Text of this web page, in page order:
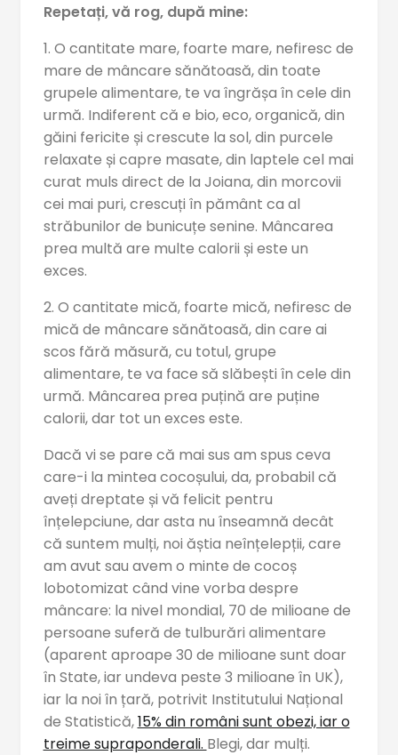
Repetați, vă rog, după mine:
1. O cantitate mare, foarte mare, nefiresc de
mare de mâncare sănătoasă, din toate
grupele alimentare, te va îngrășa în cele din
urmă. Indiferent că e bio, eco, organică, din
găini fericite și crescute la sol, din purcele
relaxate și capre masate, din laptele cel mai
curat muls direct de la Joiana, din morcovii
cei mai puri, crescuți în pământ ca al
străbunilor de bunicuțe senine. Mâncarea
prea multă are multe calorii și este un
exces.
2. O cantitate mică, foarte mică, nefiresc de
mică de mâncare sănătoasă, din care ai
scos fără măsură, cu totul, grupe
alimentare, te va face să slăbești în cele din
urmă. Mâncarea prea puțină are puține
calorii, dar tot un exces este.
Dacă vi se pare că mai sus am spus ceva
care-i la mintea cocoșului, da, probabil că
aveți dreptate și vă felicit pentru
înțelepciune, dar asta nu înseamnă decât
că suntem mulți, noi ăștia neînțelepții, care
am avut sau avem o minte de cocoș
lobotomizat când vine vorba despre
mâncare: la nivel mondial, 70 de milioane de
persoane suferă de tulburări alimentare
(aparent aproape 30 de milioane sunt doar
în State, iar undeva peste 3 milioane în UK),
iar la noi în țară, potrivit Institutului Național
de Statistică,15% din români sunt obezi, iar o
treime supraponderali. Blegi, dar mulți.